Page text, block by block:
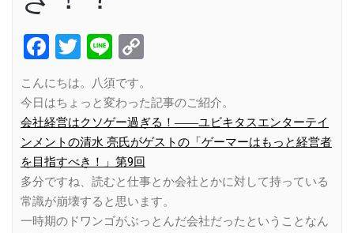
Facebook
Twitter
Line
こんにちは。八須です。
今日はちょっと変わった記事のご紹介。
会社経営はクソゲー過ぎる！――ユビキタスエンターテイ
ンメントの清水 亮氏がゲストの「ゲーマーはもっと経営者
を目指すべき！」第9回
多分ですね、読むと仕事とか会社とかに対して持っている
常識が崩壊すると思います。
一時期のドワンゴがぶっとんだ会社だったということなん